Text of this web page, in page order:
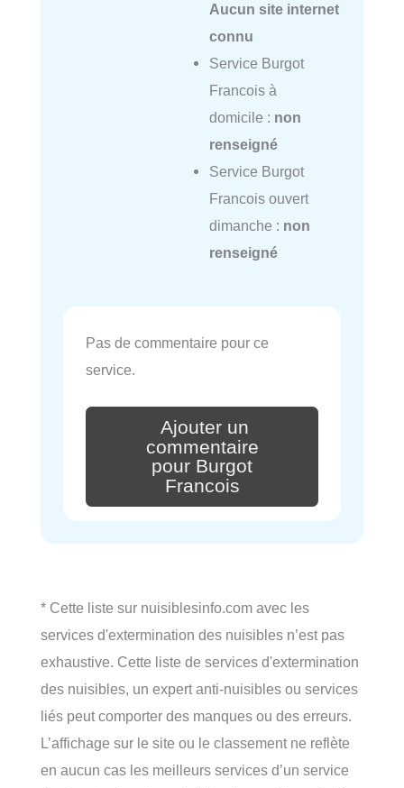
Aucun site internet
connu
Service Burgot
Francois à
domicile : non
renseigné
Service Burgot
Francois ouvert
dimanche : non
renseigné
Pas de commentaire pour ce
service.
Ajouter un
commentaire
pour Burgot
Francois
* Cette liste sur nuisiblesinfo.com avec les
services d'extermination des nuisibles n’est pas
exhaustive. Cette liste de services d'extermination
des nuisibles, un expert anti-nuisibles ou services
liés peut comporter des manques ou des erreurs.
L’affichage sur le site ou le classement ne reflète
en aucun cas les meilleurs services d’un service